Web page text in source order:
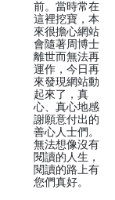
前。當時常在
這裡挖寶，本
來很擔心網站
會隨著周博士
離世而無法再
運作，今日再
來發現網站動
起來了，真
心、真心地感
謝願意付出的
善心人士們。
無法想像沒有
閱讀的人生，
閱讀的路上有
您們真好。